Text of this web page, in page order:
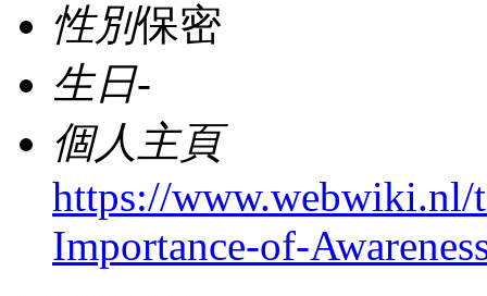
性別保密
生日-
個人主頁
https://www.webwiki.nl/
Importance-of-